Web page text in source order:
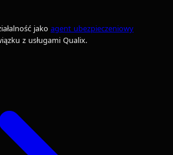
jako agent ubezpieczeniowy
z usługami Qualix.